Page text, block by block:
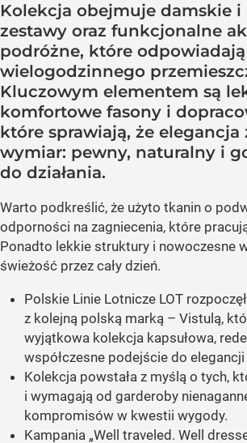
Kolekcja obejmuje damskie i
zestawy oraz funkcjonalne
podróżne, które
wielogodzinnego
Kluczowym elementem są
komfortowe fasony i
które sprawiają, że
wymiar: pewny, naturalny i
do działania.
Warto podkreślić, że użyto tkanin o
odporności na zagniecenia, które
Ponadto lekkie struktury i nowoczesne
świeżość przez cały dzień.
Polskie Linie Lotnicze LOT
z kolejną polską marką – Vistulą,
wyjątkowa kolekcja kapsułowa,
współczesne podejście do
Kolekcja powstała z myślą o tych,
i wymagają od garderoby
kompromisów w kwestii wygody.
Kampania „Well traveled. Well